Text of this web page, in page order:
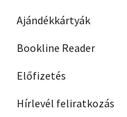
Ajándékkártyák
Bookline Reader
Előfizetés
Hírlevél feliratkozás